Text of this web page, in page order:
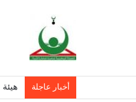
أخبار عاجلة